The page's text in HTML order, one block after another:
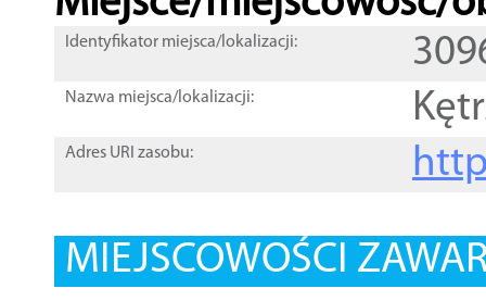
Identyfikator miejsca/lokalizacji:
Nazwa miejsca/lokalizacji:
Adres URI zasobu:
MIEJSCOWOŚCI